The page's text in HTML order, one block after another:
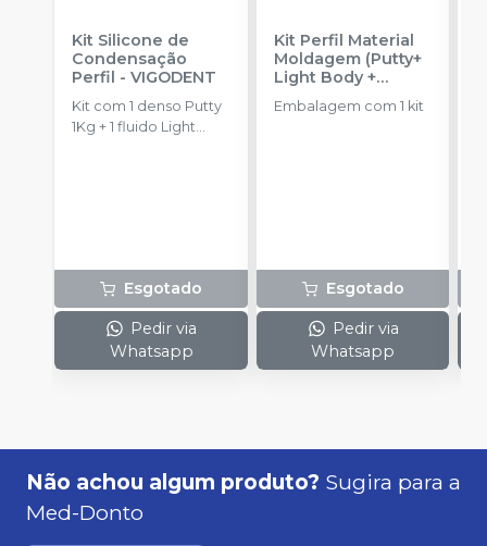
Kit Silicone de
Condensação
Perfil -VIGODENT
Kit com 1 denso Putty
1Kg + 1 fluido Light
Esgotado
Pedir via
Whatsapp
Kit Perfil Material
Moldagem (Putty+
Light Body +
Catalyst)
VIGODENT
Embalagem com 1 kit
Esgotado
Pedir via
Whatsapp
Não achou algum produto? Sugira para a
Med-Donto